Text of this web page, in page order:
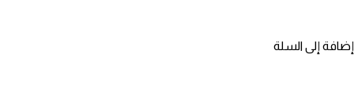
إضافة إلى السلة